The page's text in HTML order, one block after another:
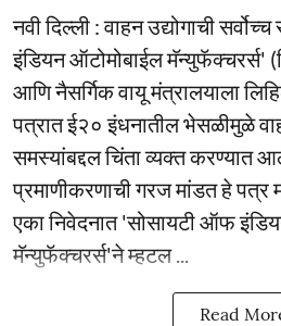
नवी दिल्ली : वाहन उद्योगाची
इंडियन ऑटोमोबाईल मॅन्युफॅक्चरर्स'
आणि नैसर्गिक वायू मंत्रालयाला
पत्रात ई२० इंधनातील भेसळीमुळे
समस्यांबद्दल चिंता व्यक्त करण्यात
प्रमाणीकरणाची गरज मांडत हे
एका निवेदनात 'सोसायटी ऑफ
मॅन्युफॅक्चरर्स'ने म्हटल ...
Read